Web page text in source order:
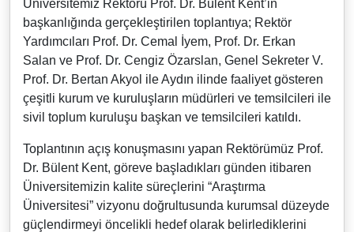
Üniversitemiz Rektörü Prof. Dr. Bülent Kent’in
başkanlığında gerçekleştirilen toplantıya; Rektör
Yardımcıları Prof. Dr. Cemal İyem, Prof. Dr. Erkan
Salan ve Prof. Dr. Cengiz Özarslan, Genel Sekreter V.
Prof. Dr. Bertan Akyol ile Aydın ilinde faaliyet gösteren
çeşitli kurum ve kuruluşların müdürleri ve temsilcileri ile
sivil toplum kuruluşu başkan ve temsilcileri katıldı.
Toplantının açış konuşmasını yapan Rektörümüz Prof.
Dr. Bülent Kent, göreve başladıkları günden itibaren
Üniversitemizin kalite süreçlerini “Araştırma
Üniversitesi” vizyonu doğrultusunda kurumsal düzeyde
güçlendirmeyi öncelikli hedef olarak belirlediklerini